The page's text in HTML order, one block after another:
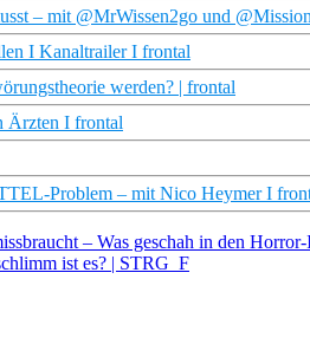
– mit @MrWissen2go und
I Kanaltrailer I frontal
werden? | frontal
Ärzten I frontal
Problem – mit Nico Heymer I
– Was geschah in den
ist es? | STRG_F